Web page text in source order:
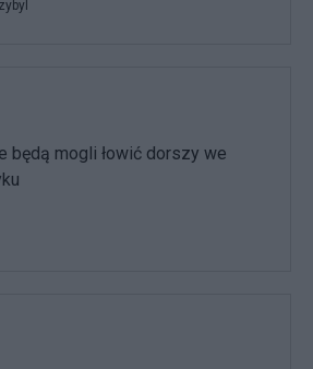
będą mogli łowić dorszy we